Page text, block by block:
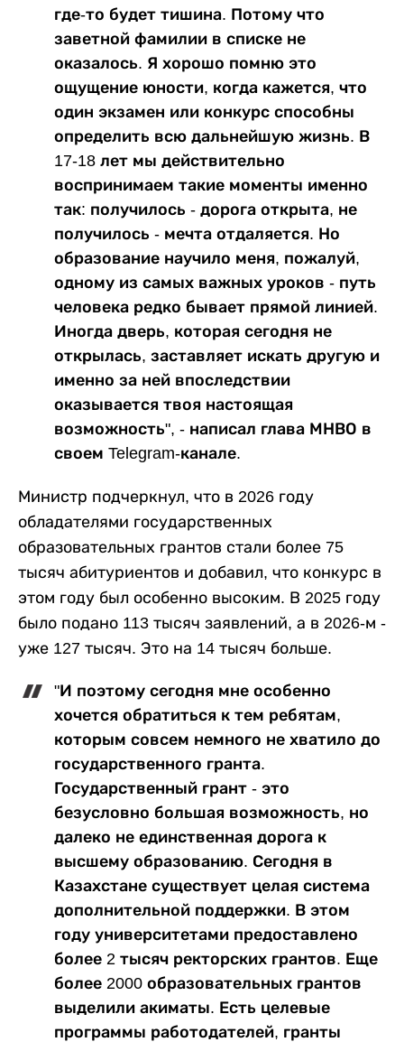
где-то будет тишина. Потому что
заветной фамилии в списке не
оказалось. Я хорошо помню это
ощущение юности, когда кажется, что
один экзамен или конкурс способны
определить всю дальнейшую жизнь. В
17-18 лет мы действительно
воспринимаем такие моменты именно
так: получилось - дорога открыта, не
получилось - мечта отдаляется. Но
образование научило меня, пожалуй,
одному из самых важных уроков - путь
человека редко бывает прямой линией.
Иногда дверь, которая сегодня не
открылась, заставляет искать другую и
именно за ней впоследствии
оказывается твоя настоящая
возможность", - написал глава МНВО в
своем Telegram-канале.
Министр подчеркнул, что в 2026 году
обладателями государственных
образовательных грантов стали более 75
тысяч абитуриентов и добавил, что конкурс в
этом году был особенно высоким. В 2025 году
было подано 113 тысяч заявлений, а в 2026-м -
уже 127 тысяч. Это на 14 тысяч больше.
"И поэтому сегодня мне особенно
хочется обратиться к тем ребятам,
которым совсем немного не хватило до
государственного гранта.
Государственный грант - это
безусловно большая возможность, но
далеко не единственная дорога к
высшему образованию. Сегодня в
Казахстане существует целая система
дополнительной поддержки. В этом
году университетами предоставлено
более 2 тысяч ректорских грантов. Еще
более 2000 образовательных грантов
выделили акиматы. Есть целевые
программы работодателей, гранты